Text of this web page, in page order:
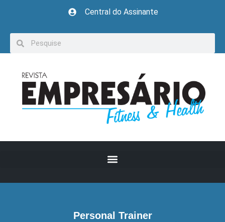
Central do Assinante
Personal Trainer